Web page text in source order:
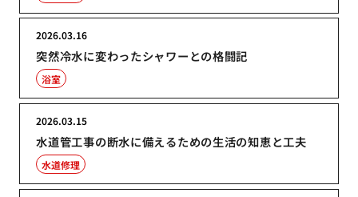
突然冷水に変わったシャワーとの格闘記
2026.03.16
浴室
水道管工事の断水に備えるための生活の知恵と工夫
2026.03.15
水道修理